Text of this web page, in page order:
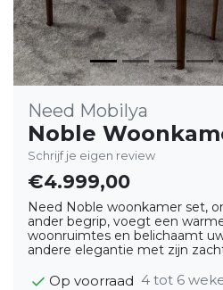
Need Mobilya
Noble
Schrijf je eigen review
€4.999,00
Need Noble woonkamer set,
ander begrip, voegt een
woonruimtes en belichaamt
andere elegantie met zijn
Op voorraad 4 tot 6